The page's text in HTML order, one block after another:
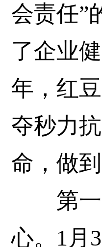
会责任”
了企业
年，红
夺秒力
命，做
第一
心。1月